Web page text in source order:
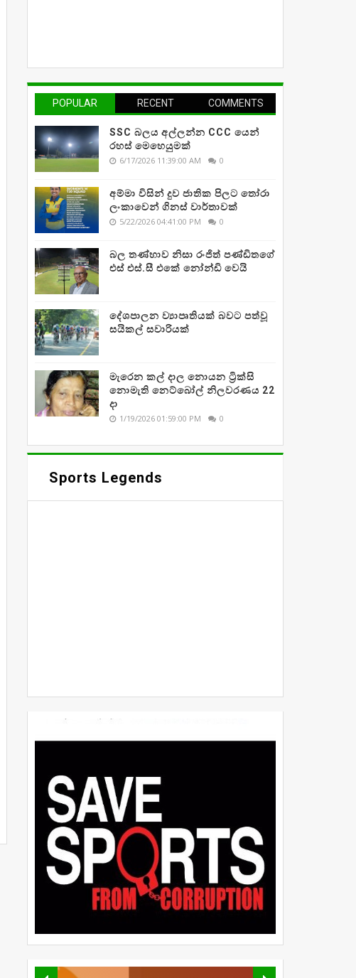
POPULAR RECENT COMMENTS
SSC බලය අල්ලන්න CCC යෙන්
රහස් මෙහෙයුමක්
6/17/2026 11:39:00 AM 0
අම්මා විසින් දුව ජාතික පිලට තෝරා
ලංකාවෙන් ගිනස් වාර්තාවක්
5/22/2026 04:41:00 PM 0
බල තණ්හාව නිසා රංජිත් පණ්ඩිතගේ
එස් එස්.සී එකේ නෝන්ඩි වෙයි
දේශපාලන ව්‍යාපෘතියක් බවට පත්වූ
සයිකල් සවාරියක්
මැරෙන කල් දාල නොයන ට්‍රික්සි
නොමැති නෙට්බෝල් නිලවරණය 22
දා
1/19/2026 01:59:00 PM 0
Sports Legends